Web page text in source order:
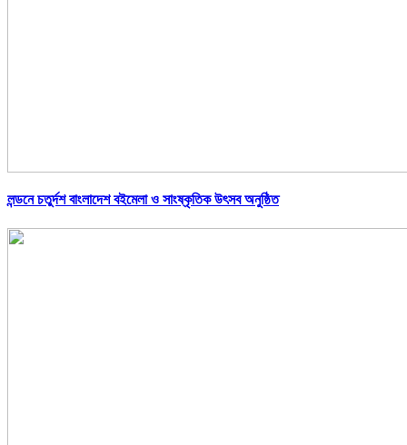
লন্ডনে চতুর্দশ বাংলাদেশ বইমেলা ও সাংষ্কৃতিক উৎসব অনুষ্ঠিত